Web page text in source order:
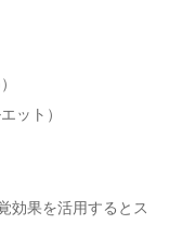
ット）
効果を活用するとス